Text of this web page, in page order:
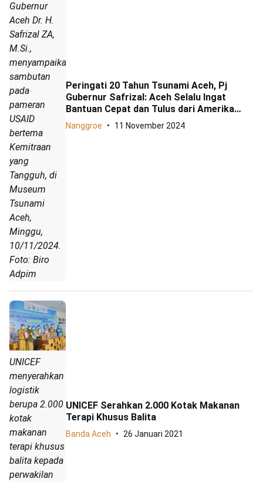
Gubernur
Aceh Dr. H.
Safrizal ZA,
M.Si.,
menyampaikan
sambutan
pada
pameran
USAID
bertema
Kemitraan
yang
Tangguh, di
Museum
Tsunami
Aceh,
Minggu,
10/11/2024.
Foto: Biro
Adpim
Peringati 20 Tahun Tsunami Aceh, Pj
Gubernur Safrizal: Aceh Selalu Ingat
Bantuan Cepat dan Tulus dari Amerika
Serikat
Nanggroe 11 November 2024
UNICEF
menyerahkan
logistik
berupa 2.000
kotak
makanan
terapi khusus
balita kepada
perwakilan
UNICEF Serahkan 2.000 Kotak Makanan
Terapi Khusus Balita
Banda Aceh 26 Januari 2021